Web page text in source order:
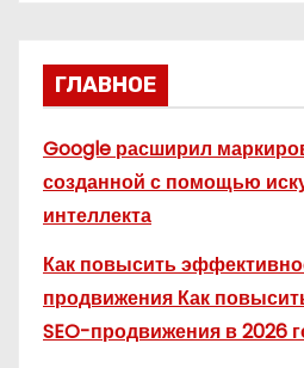
ГЛАВНОЕ
Google расширил
созданной с помощью
интеллекта
Как повысить
продвижения Как
SEO-продвижения в 2026